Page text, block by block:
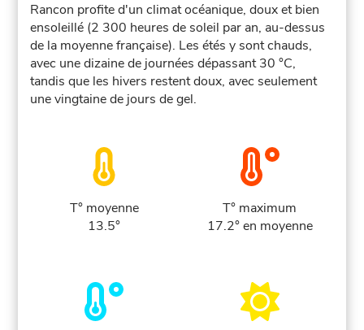
Rancon profite d'un climat océanique, doux et bien
ensoleillé (2 300 heures de soleil par an, au-dessus
de la moyenne française). Les étés y sont chauds,
avec une dizaine de journées dépassant 30 °C,
tandis que les hivers restent doux, avec seulement
une vingtaine de jours de gel.
T° moyenne
13.5°
T° maximum
17.2° en moyenne